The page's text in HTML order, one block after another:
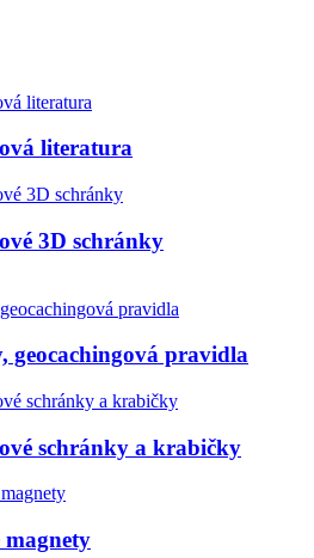
literatura
3D schránky
geocachingová pravidla
schránky a krabičky
magnety